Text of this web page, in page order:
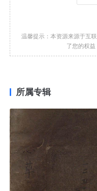
温馨提示：本资源来源于互
了您的权益
所属专辑